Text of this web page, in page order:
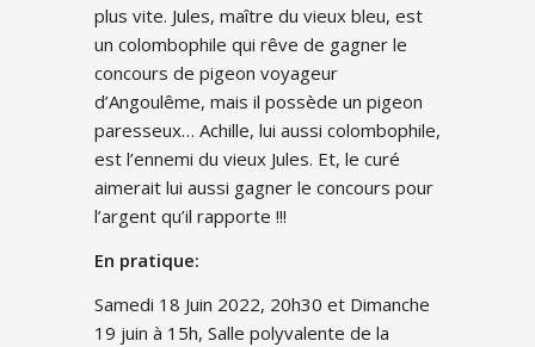
plus vite. Jules, maître du vieux bleu, est
un colombophile qui rêve de gagner le
concours de pigeon voyageur
d’Angoulême, mais il possède un pigeon
paresseux… Achille, lui aussi colombophile,
est l’ennemi du vieux Jules. Et, le curé
aimerait lui aussi gagner le concours pour
l’argent qu’il rapporte !!!
En pratique:
Samedi 18 Juin 2022, 20h30 et Dimanche
19 juin à 15h, Salle polyvalente de la